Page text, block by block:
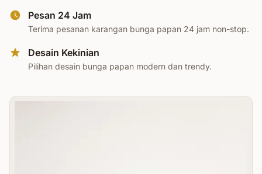
Pesan 24 Jam
Terima pesanan karangan bunga papan 24 jam non-stop.
Desain Kekinian
Pilihan desain bunga papan modern dan trendy.